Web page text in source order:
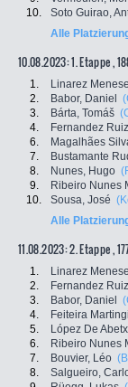
10.
Soto Guirao,
Alle
10.08.2023: 1. Etappe ,
1. Linarez
2.
Babor, Daniel
3.
Bárta, Tomáš
4.
Fernandez
6.
Magalhães
7.
Bustamante
8.
Nunes, Hugo
9.
Ribeiro Nunes
10.
Sousa, José
Alle
11.08.2023: 2. Etappe ,
1. Linarez
2.
Fernandez
3.
Babor, Daniel
4.
Feiteira
5.
López De
6.
Ribeiro Nunes
7.
Bouvier, Léo
8.
Salgueiro,
Facebook
Twitter
Newsletter: